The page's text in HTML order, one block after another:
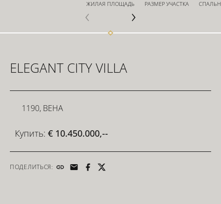
ИНВЕСТОРЫ
ДЛЯ РАЗРАБОТЧИКОВ
СВЯЗАТЬСЯ
ЖИЛАЯ ПЛОЩАДЬ РАЗМЕР УЧАСТКА
ELEGANT CITY VILLA
1190, ВЕНА
Купить: € 10.450.000,--
ПОДЕЛИТЬСЯ: